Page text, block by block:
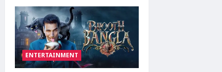
IPL
2026
RR
vs
MI:
आज
राजस्थान
बनाम
मुंबई
मैच,
ENTERTAINMENT